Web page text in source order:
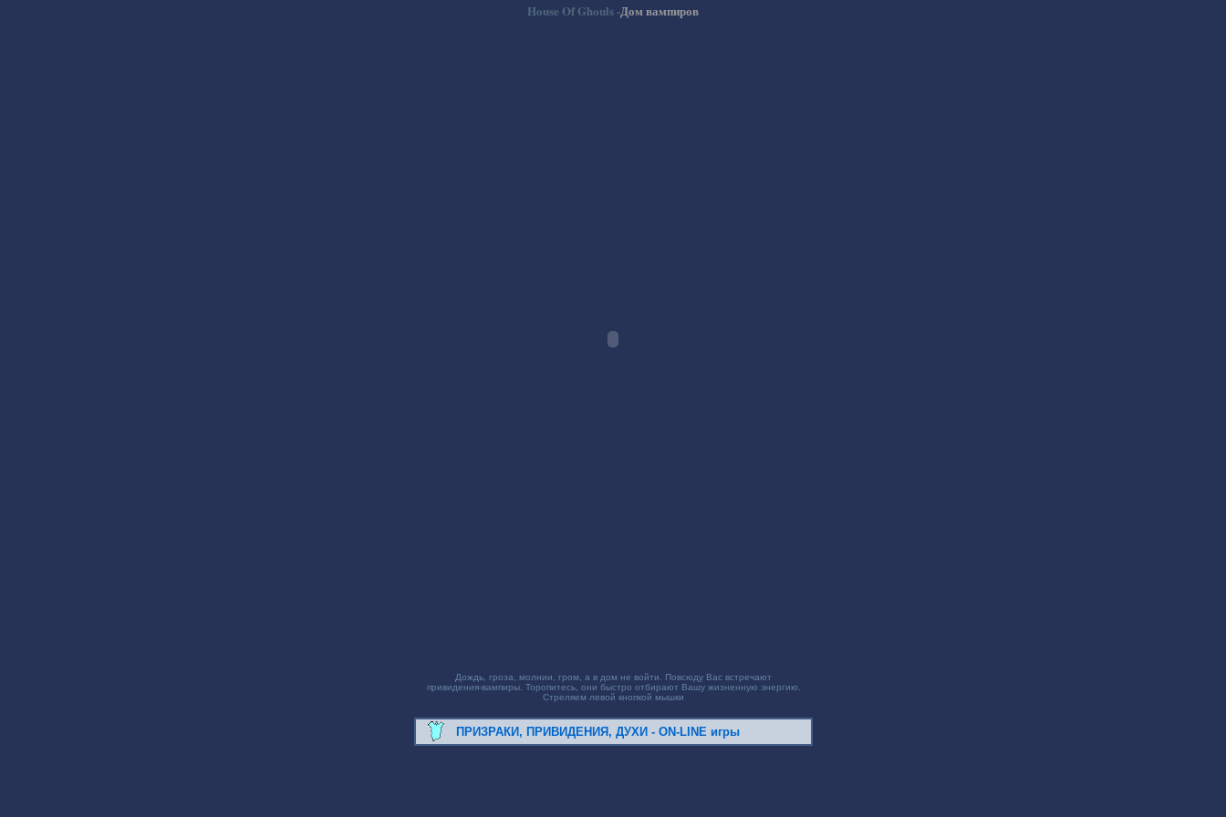
House Of Ghouls -Дом вампиров
Дождь, гроза, молнии, гром, а в дом не войти. Повсюду Вас встречают
привидения-вампиры. Торопитесь, они быстро отбирают Вашу жизненную энергию.
Стреляем левой кнопкой мышки
ПРИЗРАКИ, ПРИВИДЕНИЯ, ДУХИ - ON-LINE игры